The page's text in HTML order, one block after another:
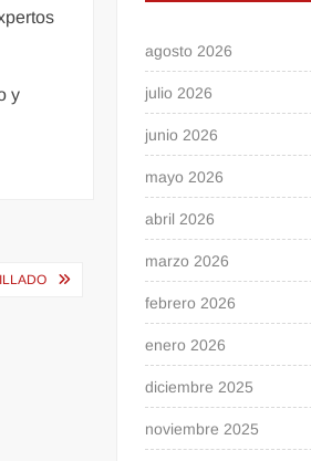
y
agosto 2026
julio 2026
junio 2026
mayo 2026
abril 2026
marzo 2026
febrero 2026
enero 2026
diciembre 2025
noviembre 2025